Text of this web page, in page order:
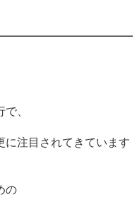
、
に注目されてきています
の